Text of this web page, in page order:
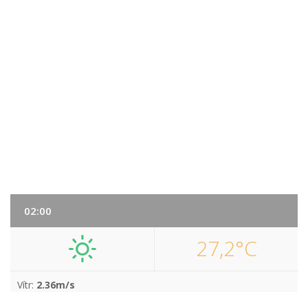
02:00
27,2°C
Vítr: 2.36m/s